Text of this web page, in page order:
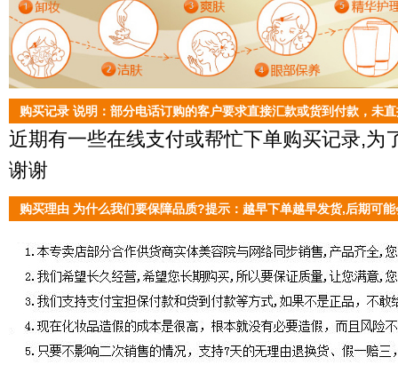
购买记录 说明：部分电话订购的客户要求直接汇款或货到付款，未
近期有一些在线支付或帮忙下单购买记录,为
谢谢
购买理由 为什么我们要保障品质?提示：越早下单越早发货,后期可